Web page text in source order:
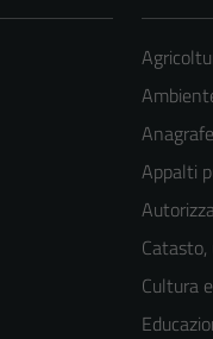
Appalti
Catasto,
Cultura